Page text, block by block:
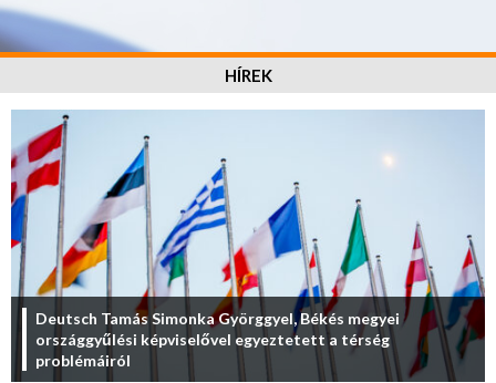
HÍREK
Deutsch Tamás Simonka Györggyel, Békés megyei
országgyűlési képviselővel egyeztetett a térség
problémáiról